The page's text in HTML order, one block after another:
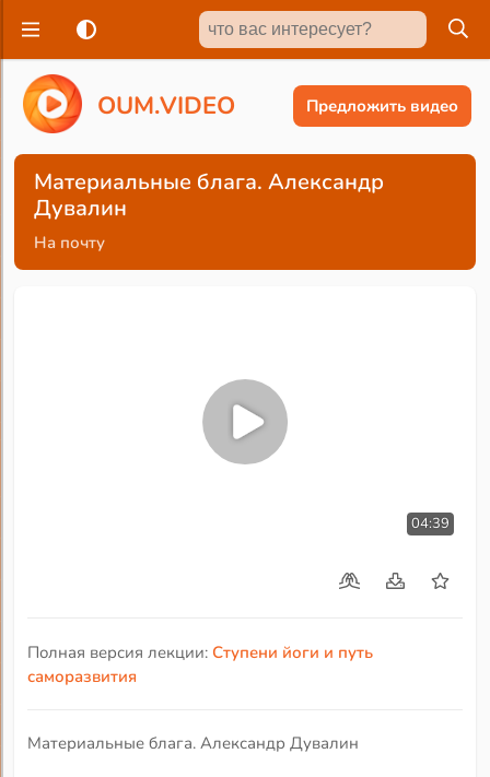
OUM.VIDEO Предложить видео
Материальные блага. Александр
Дувалин
На почту
04:39
Полная версия лекции: Ступени йоги и путь
саморазвития
Материальные блага. Александр Дувалин